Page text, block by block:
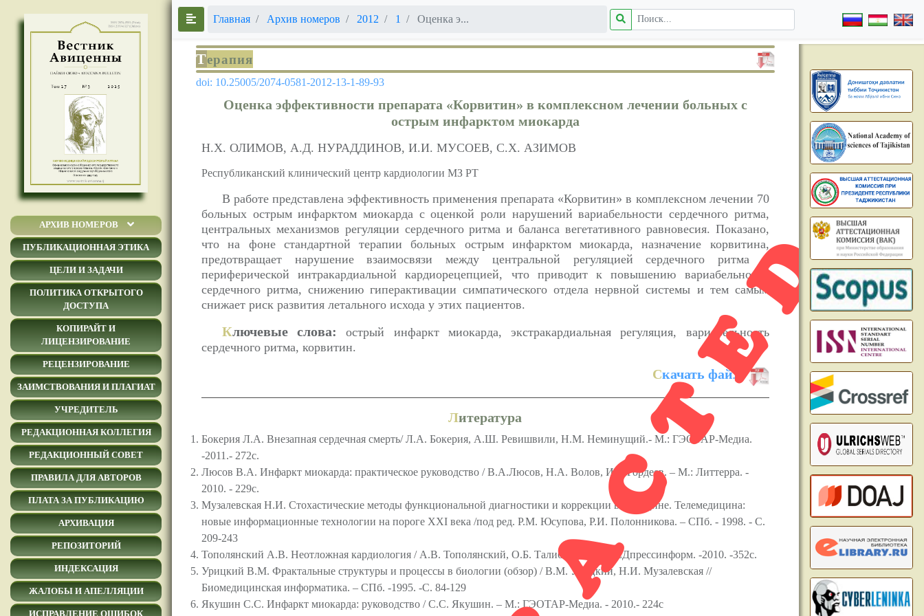
АРХИВ НОМЕРОВ
ПУБЛИКАЦИОННАЯ ЭТИКА
ЦЕЛИ И ЗАДАЧИ
ПОЛИТИКА ОТКРЫТОГО
ДОСТУПА
КОПИРАЙТ И
ЛИЦЕНЗИРОВАНИЕ
РЕЦЕНЗИРОВАНИЕ
ЗАИМСТВОВАНИЯ И ПЛАГИАТ
УЧРЕДИТЕЛЬ
РЕДАКЦИОННАЯ КОЛЛЕГИЯ
РЕДАКЦИОННЫЙ СОВЕТ
ПРАВИЛА ДЛЯ АВТОРОВ
ПЛАТА ЗА ПУБЛИКАЦИЮ
АРХИВАЦИЯ
РЕПОЗИТОРИЙ
ИНДЕКСАЦИЯ
ЖАЛОБЫ И АПЕЛЛЯЦИИ
ИСПРАВЛЕНИЕ ОШИБОК
Главная Архив номеров 2012 1 Оценка э...
Терапия
doi: 10.25005/2074-0581-2012-13-1-89-93
Оценка эффективности препарата «Корвитин» в комплексном лечении больных с
острым инфарктом миокарда
Н.Х. ОЛИМОВ, А.Д. НУРАДДИНОВ, И.И. МУСОЕВ, С.Х. АЗИМОВ
Республиканский клинический центр кардиологии МЗ РТ
В работе представлена эффективность применения препарата «Корвитин» в комплексном лечении 70
больных острым инфарктом миокарда с оценкой роли нарушений вариабельности сердечного ритма,
центральных механизмов регуляции сердечного ритма и баланса вегетативного равновесия. Показано,
что на фоне стандартной терапии больных острым инфарктом миокарда, назначение корвитина,
предотвращает нарушение взаимосвязи между центральной регуляцией сердечного ритма и
периферической интракардиальной кардиорецепцией, что приводит к повышению вариабельности
сердечного ритма, снижению гиперактивации симпатического отдела нервной системы и тем самым
снижает риск развития летального исхода у этих пациентов.
Ключевые слова:
острый инфаркт миокарда, экстракардиальная регуляция, вариабельность
сердечного ритма, корвитин.
Скачать файл:
Литература
Бокерия Л.А. Внезапная сердечная смерть/ Л.А. Бокерия, А.Ш. Ревишвили, Н.М. Неминущий.- М.: ГЭОТАР-Медиа.
-2011.- 272с.
Люсов В.А. Инфаркт миокарда: практическое руководство / В.А.Люсов, Н.А. Волов, И.Г. Гордеев. – М.: Литтерра. -
2010. - 229с.
Музалевская Н.И. Стохастические методы функциональной диагностики и коррекции в медицине. Телемедицина:
новые информационные технологии на пороге XXI века /под ред. Р.М. Юсупова, Р.И. Полонникова. – СПб. - 1998. - C.
209-243
Тополянский А.В. Неотложная кардиология / А.В. Тополянский, О.Б. Талибов. – М.: МЕДпрессинформ. -2010. -352с.
Урицкий В.М. Фрактальные структуры и процессы в биологии (обзор) / В.М. Урицкий, Н.И. Музалевская //
Биомедицинская информатика. – СПб. -1995. -С. 84-129
Якушин С.С. Инфаркт миокарда: руководство / С.С. Якушин. – М.: ГЭОТАР-Медиа. - 2010.- 224с